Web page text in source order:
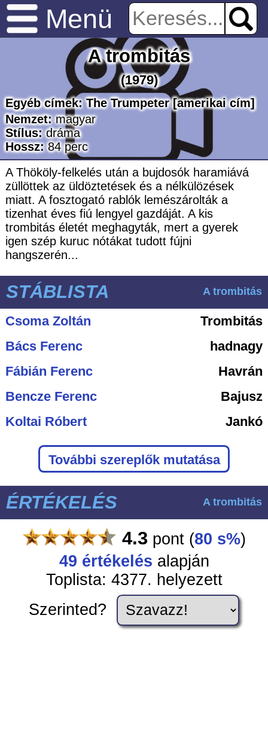
Menü
A trombitás
(1979)
Egyéb címek:The Trumpeter [amerikai cím]
Nemzet: magyar
Stílus: dráma
Hossz: 84perc
A Thököly-felkelés után a bujdosók haramiává
züllöttek az üldöztetések és a nélkülözések
miatt. A fosztogató rablók lemészárolták a
tizenhat éves fiú lengyel gazdáját. A kis
trombitás életét meghagyták, mert a gyerek
igen szép kuruc nótákat tudott fújni
hangszerén...
STÁBLISTA A trombitás
Csoma Zoltán
Trombitás
Bács Ferenc
hadnagy
Fábián Ferenc
Havrán
Bencze Ferenc
Bajusz
Koltai Róbert
Jankó
További szereplők mutatása
ÉRTÉKELÉS A trombitás
4.3pont (80 s%)
49 értékelés alapján
Toplista: 4377. helyezett
Szerinted?